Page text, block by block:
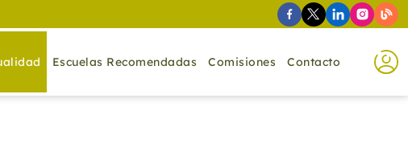
Escuelas Recomendadas Comisiones Contacto